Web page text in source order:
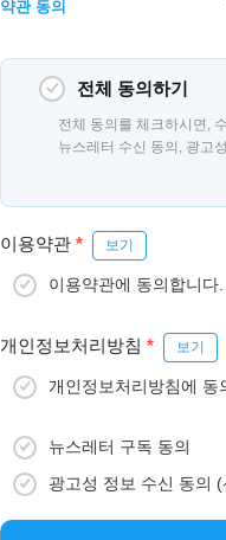
약관 동의
전체 동의하기
전체 동의를 체크하시면,
뉴스레터 수신 동의, 광고
이용약관 * 보기
이용약관에 동의합니다.
개인정보처리방침 * 보기
개인정보처리방침에 동
뉴스레터 구독 동의
광고성 정보 수신 동의 (